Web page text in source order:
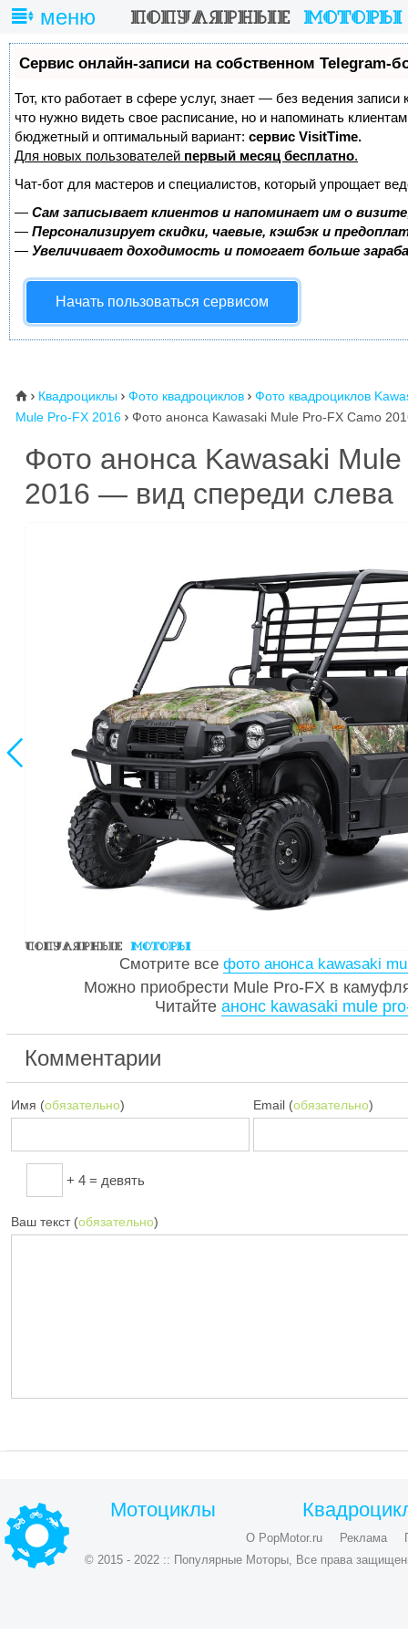
меню
Сервис онлайн-записи на собственном Telegram-
Тот, кто работает в сфере услуг, знает — без ведения записи
что нужно видеть свое расписание, но и напоминать
бюджетный и оптимальный вариант: сервис VisitTime.
Для новых пользователей первый месяц бесплатно.
Чат-бот для мастеров и специалистов, который упрощает
— Сам записывает клиентов и напоминает им о
— Персонализирует скидки, чаевые, кэшбэк и
— Увеличивает доходимость и помогает больше
Начать пользоваться сервисом
⌂  Квадроциклы  Фото квадроциклов  Фото квадроциклов
Mule Pro-FX 2016  Фото анонса Kawasaki Mule Pro-FX Camo
Фото анонса Kawasaki
2016 — вид спереди слева

Смотрите все фото анонса kawasaki
Можно приобрести Mule Pro-FX в
Читайте анонс kawasaki mule
Комментарии
Имя (обязательно) Email (обязательно)
+ 4 = девять
Ваш текст (обязательно)
Мотоциклы
О PopMotor.ru Реклама
© 2015 - 2022 :: Популярные Моторы, Все права